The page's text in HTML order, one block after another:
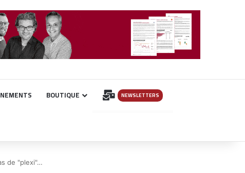
BOUTIQUE INSCRIPTION
NEWSLETTERS
de "plexi"…